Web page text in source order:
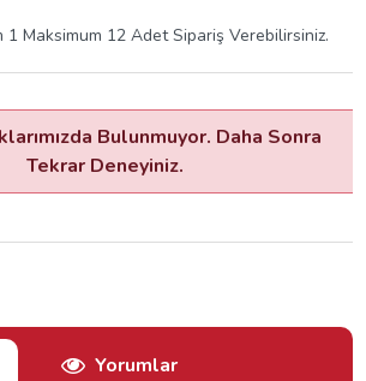
1 Maksimum 12 Adet Sipariş Verebilirsiniz.
Bulunmuyor. Daha Sonra
Tekrar Deneyiniz.
Yorumlar